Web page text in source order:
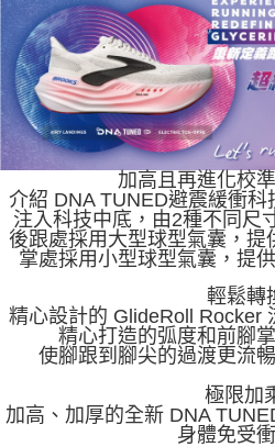
加高且再進化校
介紹 DNA TUNED避震緩衝
注入科技中底，由2種不同尺
後跟處採用大型球型氣囊，提
掌處採用小型球型氣囊，提
輕鬆轉
精心設計的 GlideRoll Rocker
精心打造的弧度和前腳
使腳跟到腳尖的過渡更流
極限加
加高、加厚的全新 DNA
身體免受